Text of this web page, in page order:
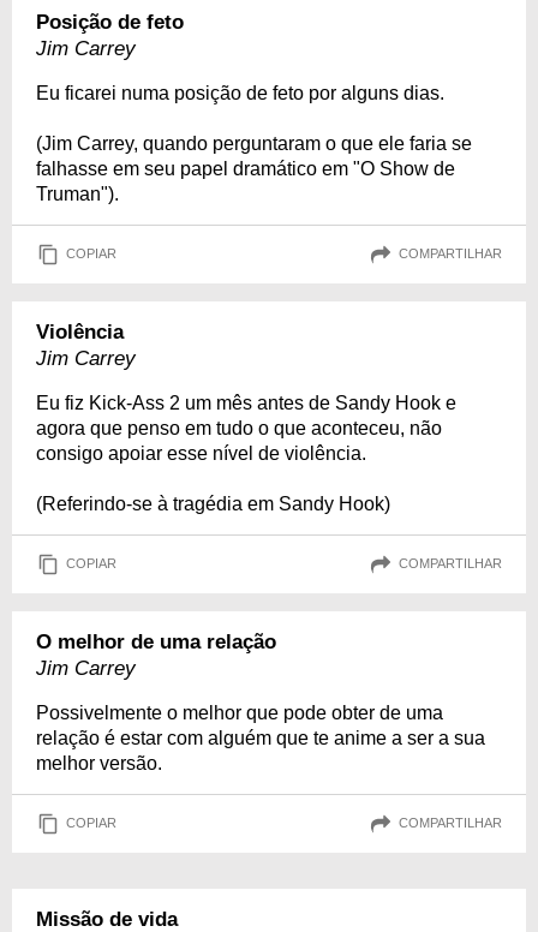
Posição de feto
Jim Carrey
Eu ficarei numa posição de feto por alguns dias.
(Jim Carrey, quando perguntaram o que ele faria se
falhasse em seu papel dramático em "O Show de
Truman").
COPIAR COMPARTILHAR
Violência
Jim Carrey
Eu fiz Kick-Ass 2 um mês antes de Sandy Hook e
agora que penso em tudo o que aconteceu, não
consigo apoiar esse nível de violência.
(Referindo-se à tragédia em Sandy Hook)
COPIAR COMPARTILHAR
O melhor de uma relação
Jim Carrey
Possivelmente o melhor que pode obter de uma
relação é estar com alguém que te anime a ser a sua
melhor versão.
COPIAR COMPARTILHAR
Missão de vida